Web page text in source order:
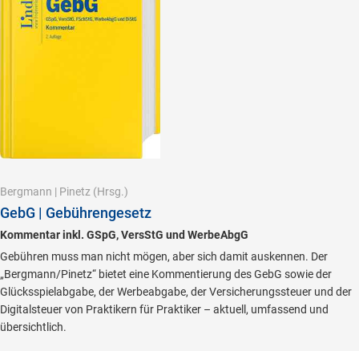
Bergmann | Pinetz (Hrsg.)
GebG | Gebührengesetz
Kommentar inkl. GSpG, VersStG und WerbeAbgG
Gebühren muss man nicht mögen, aber sich damit auskennen. Der
„Bergmann/Pinetz“ bietet eine Kommentierung des GebG sowie der
Glücksspielabgabe, der Werbeabgabe, der Versicherungssteuer und der
Digitalsteuer von Praktikern für Praktiker – aktuell, umfassend und
übersichtlich.